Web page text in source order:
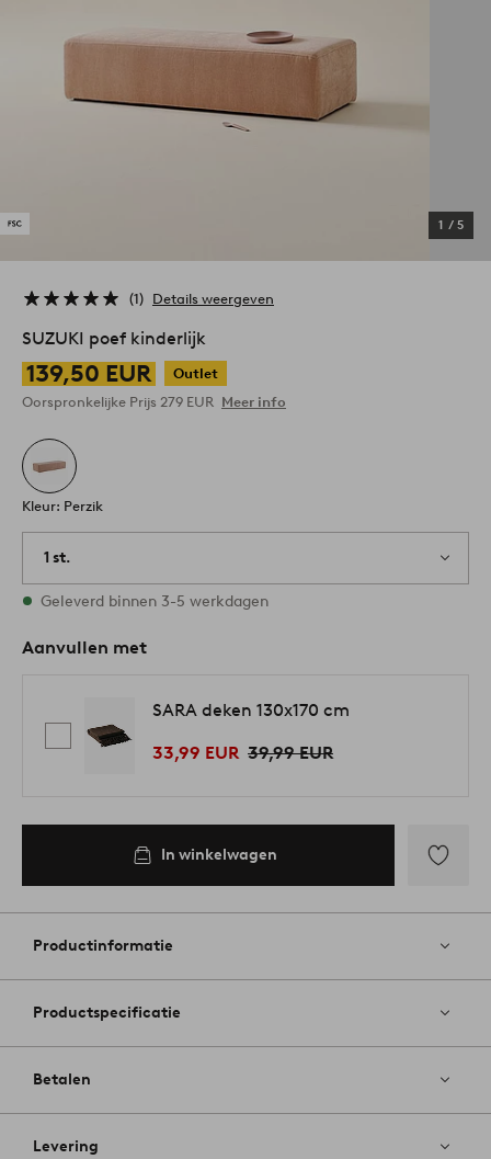
1 / 5
1 Details weergeven
SUZUKI poef kinderlijk
139,50 EUR
Outlet
Oorspronkelijke Prijs 279 EUR Meer info
Kleur: Perzik
1 st.
Op voorraad
Geleverd binnen 3-5 werkdagen
Aanvullen met
SARA deken 130x170 cm
33,99 EUR 39,99 EUR
In winkelwagen
aan
Productinformatie
Productspecificatie
Betalen
Levering